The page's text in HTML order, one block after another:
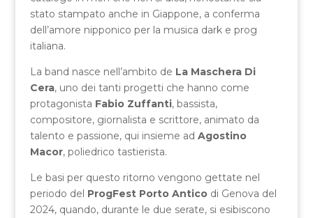
stato stampato anche in Giappone, a conferma
dell’amore nipponico per la musica dark e prog
italiana.
La band nasce nell’ambito de La Maschera Di
Cera, uno dei tanti progetti che hanno come
protagonista Fabio Zuffanti, bassista,
compositore, giornalista e scrittore, animato da
talento e passione, qui insieme ad Agostino
Macor, poliedrico tastierista.
Le basi per questo ritorno vengono gettate nel
periodo del ProgFest Porto Anticodi Genova del
2024, quando, durante le due serate, si esibiscono